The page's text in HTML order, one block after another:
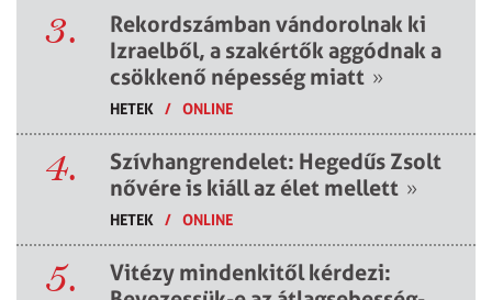
3.
Rekordszámban vándorolnak ki
Izraelből, a szakértők aggódnak a
csökkenő népesség miatt »
HETEK / ONLINE
4.
Szívhangrendelet: Hegedűs Zsolt
nővére is kiáll az élet mellett »
HETEK / ONLINE
5.
Vitézy mindenkitől kérdezi: